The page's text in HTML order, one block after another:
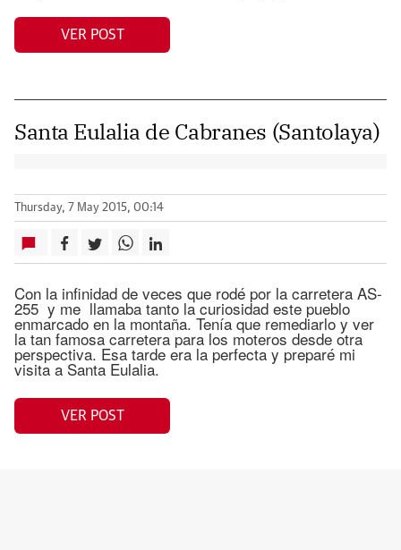
VER POST
Santa Eulalia de Cabranes (Santolaya)
Thursday, 7 May 2015, 00:14
Con la infinidad de veces que rodé por la carretera AS-
255 y me llamaba tanto la curiosidad este pueblo
enmarcado en la montaña. Tenía que remediarlo y ver
la tan famosa carretera para los moteros desde otra
perspectiva. Esa tarde era la perfecta y preparé mi
visita a Santa Eulalia.
VER POST